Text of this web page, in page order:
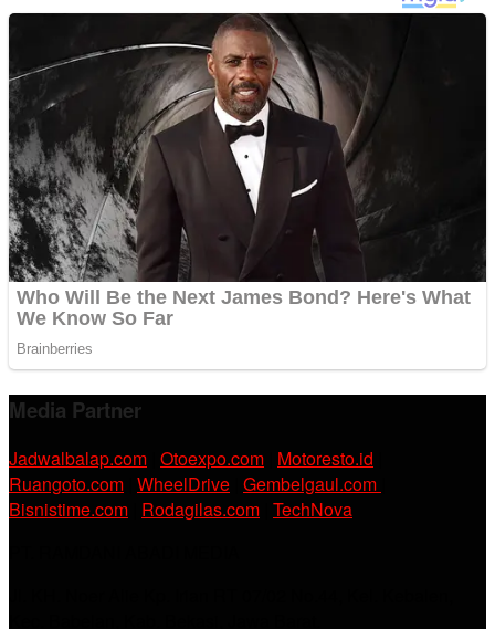
Media Partner
Jadwalbalap.com Otoexpo.com Motoresto.id
Ruangoto.com WheelDrive Gembelgaul.com
Bisnistime.com Rodagilas.com TechNova